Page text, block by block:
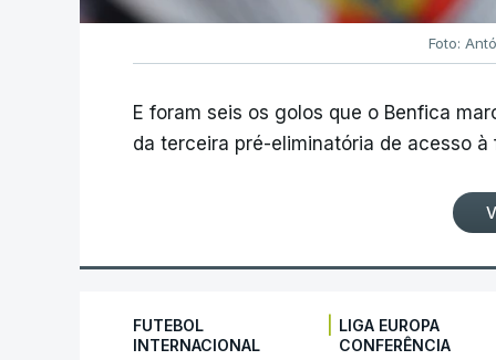
Foto:
E foram seis os golos que o Benfica
da terceira pré-eliminatória de acesso
FUTEBOL
INTERNACIONAL
LIGA EUROPA
CONFERÊNCIA